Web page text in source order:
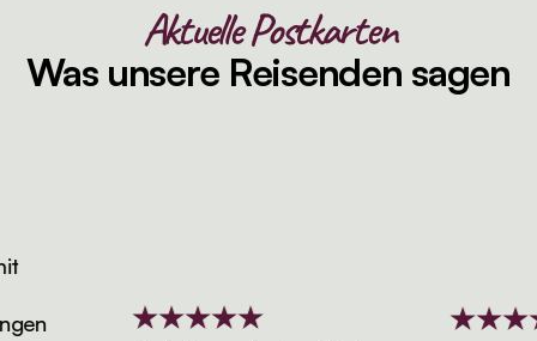
Aktuelle Postkarten
Was unsere Reisenden sagen